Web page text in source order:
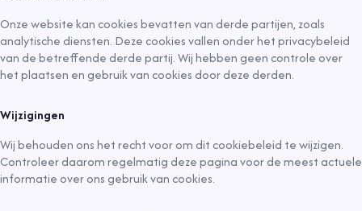
Onze website kan cookies bevatten van derde partijen, zoals
analytische diensten. Deze cookies vallen onder het privacybeleid
van de betreffende derde partij. Wij hebben geen controle over
het plaatsen en gebruik van cookies door deze derden.
Wijzigingen
Wij behouden ons het recht voor om dit cookiebeleid te wijzigen.
Controleer daarom regelmatig deze pagina voor de meest actuele
informatie over ons gebruik van cookies.